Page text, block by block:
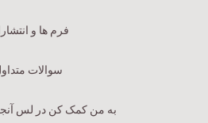
فرم ها و
سوالات
به من کمک کن در لس